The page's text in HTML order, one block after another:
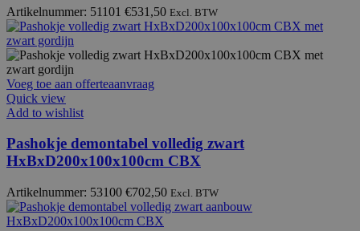
Artikelnummer: 51101 €531,50 Excl. BTW
Voeg toe aan offerteaanvraag
Quick view
Add to wishlist
Pashokje demontabel volledig zwart
HxBxD200x100x100cm CBX
Artikelnummer: 53100 €702,50 Excl. BTW